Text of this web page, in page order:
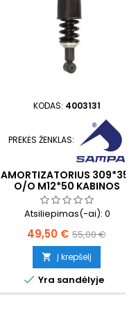
KODAS: 4003131
PREKĖS ŽENKLAS:
AMORTIZATORIUS 309*351
O/O M12*50 KABINOS
PRIEKINIS
Atsiliepimas(-ai): 0
Kaina
49,50 € Bazinė
kaina
55,00 €
 Į krepšelį
 Yra sandėlyje